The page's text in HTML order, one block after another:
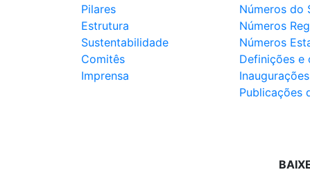
Pilares
Estrutura
Sustentabilidade
Comitês
Imprensa
Números do
Números
Números
Definições e
Inaugurações
Publicações